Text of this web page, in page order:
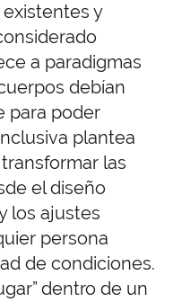
y
a paradigmas
debían
para poder
plantea
las
el diseño
los ajustes
persona
de condiciones.
dentro de un